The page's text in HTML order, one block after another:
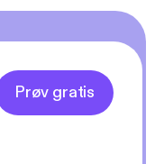
Prøv gratis